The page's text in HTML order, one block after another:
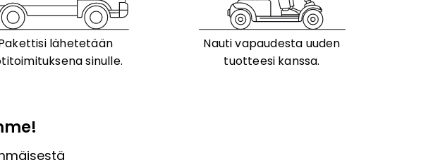
lähetetään
sinulle.
Nauti vapaudesta uuden
tuotteesi kanssa.